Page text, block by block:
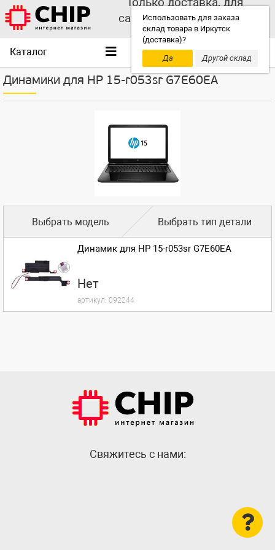
Использовать для заказа
склад товара в Иркутск
(доставка)?
Да
Другой склад
самовывоза выбирайте
другой склад!
Каталог
Динамики для HP 15-r053sr G7E60EA
Выбрать модель Выбрать тип детали
Динамик для HP 15-r053sr G7E60EA
Нет
артикул: 092244
Cвяжитесь с нами: